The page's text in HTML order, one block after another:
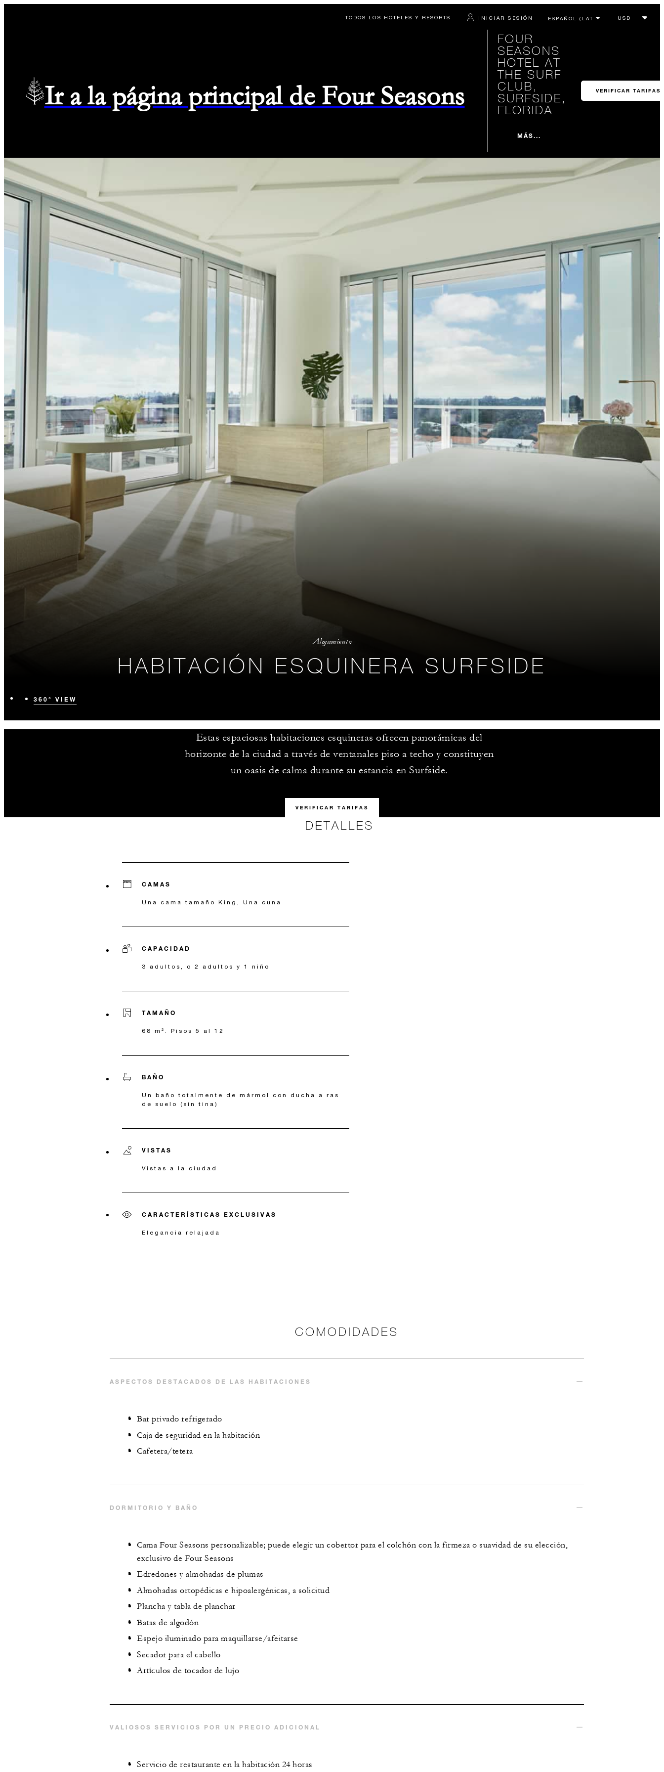
TODOS LOS HOTELES Y RESORTS INICIAR SESIÓN
Ir a la página principal de Four Seasons
FOUR
SEASONS
HOTEL AT
THE SURF
CLUB,
SURFSIDE,
FLORIDA
MÁS...
VERIFICAR TARIFAS
Alojamiento
HABITACIÓN ESQUINERA SURFSIDE
360° VIEW
Estas espaciosas habitaciones esquineras ofrecen panorámicas del
horizonte de la ciudad a través de ventanales piso a techo y constituyen
un oasis de calma durante su estancia en Surfside.
VERIFICAR TARIFAS
DETALLES
CAMAS
Una cama tamaño King, Una cuna
CAPACIDAD
3 adultos, o 2 adultos y 1 niño
TAMAÑO
68 m². Pisos 5 al 12
BAÑO
Un baño totalmente de mármol con ducha a ras
de suelo (sin tina)
VISTAS
Vistas a la ciudad
CARACTERÍSTICAS EXCLUSIVAS
Elegancia relajada
COMODIDADES
ASPECTOS DESTACADOS DE LAS HABITACIONES
Bar privado refrigerado
Caja de seguridad en la habitación
Cafetera/tetera
DORMITORIO Y BAÑO
Cama Four Seasons personalizable; puede elegir un cobertor para el colchón con la firmeza o suavidad de su elección,
exclusivo de Four Seasons
Edredones y almohadas de plumas
Almohadas ortopédicas e hipoalergénicas, a solicitud
Plancha y tabla de planchar
Batas de algodón
Espejo iluminado para maquillarse/afeitarse
Secador para el cabello
Artículos de tocador de lujo
VALIOSOS SERVICIOS POR UN PRECIO ADICIONAL
Servicio de restaurante en la habitación 24 horas